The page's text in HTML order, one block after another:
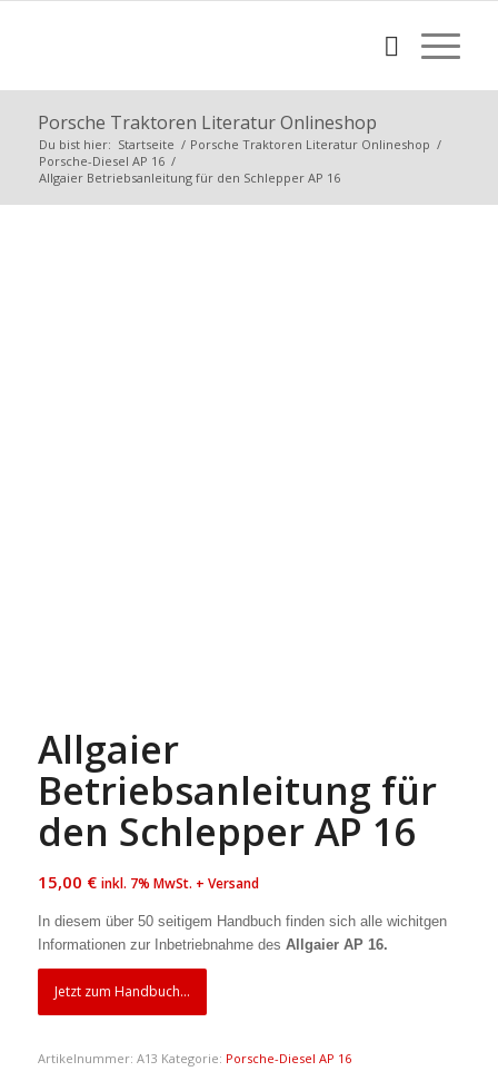
Porsche Traktoren Literatur Onlineshop
Du bist hier: Startseite / Porsche Traktoren Literatur Onlineshop /
Porsche-Diesel AP 16 /
Allgaier Betriebsanleitung für den Schlepper AP 16
Allgaier
Betriebsanleitung für
den Schlepper AP 16
15,00 € inkl. 7% MwSt. + Versand
In diesem über 50 seitigem Handbuch finden sich alle wichitgen
Informationen zur Inbetriebnahme des Allgaier AP 16.
Jetzt zum Handbuch...
Artikelnummer: A13 Kategorie: Porsche-Diesel AP 16